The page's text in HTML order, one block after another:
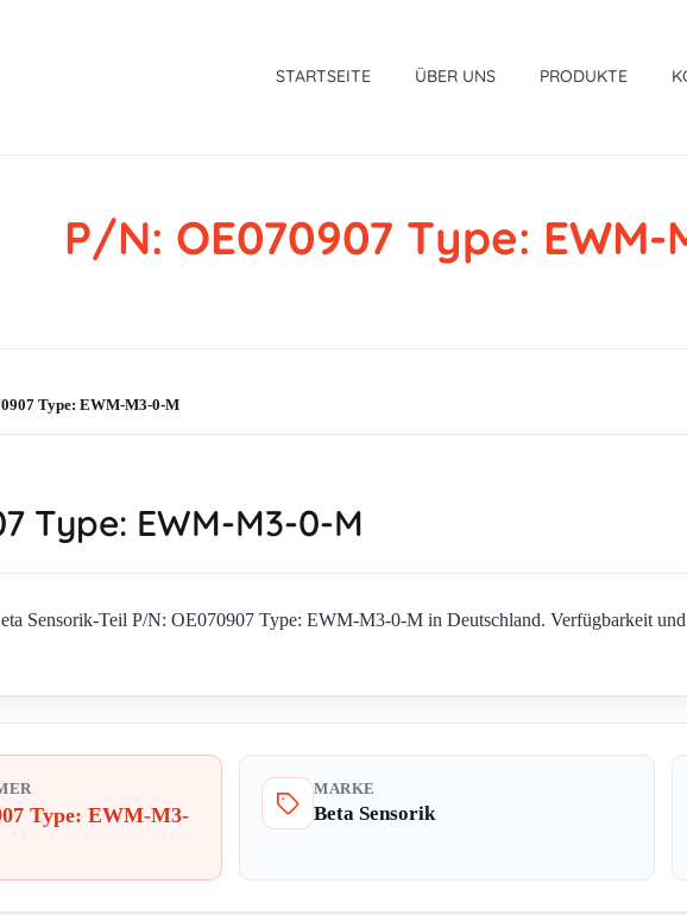
STARTSEITE ÜBER UNS PRODUKTE
P/N: OE070907 Type: EWM-
Type: EWM-M3-0-M
Type: EWM-M3-0-M
Sensorik-Teil P/N: OE070907 Type: EWM-M3-0-M in Deutschland. Verfügbarkeit
Type: EWM-M3-
MARKE
Beta Sensorik